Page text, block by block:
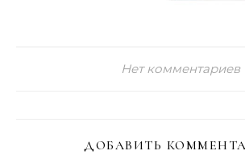
Нет комментариев
ДОБАВИТЬ